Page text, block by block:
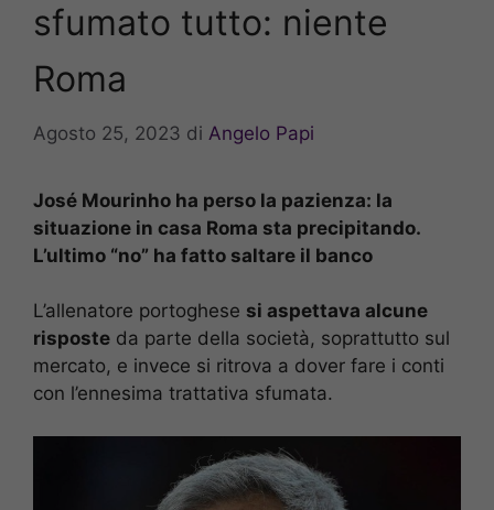
sfumato tutto: niente
Roma
Agosto 25, 2023 di Angelo Papi
José Mourinho ha perso la pazienza: la
situazione in casa Roma sta precipitando.
L’ultimo “no” ha fatto saltare il banco
L’allenatore portoghese si aspettava alcune
risposte da parte della società, soprattutto sul
mercato, e invece si ritrova a dover fare i conti
con l’ennesima trattativa sfumata.